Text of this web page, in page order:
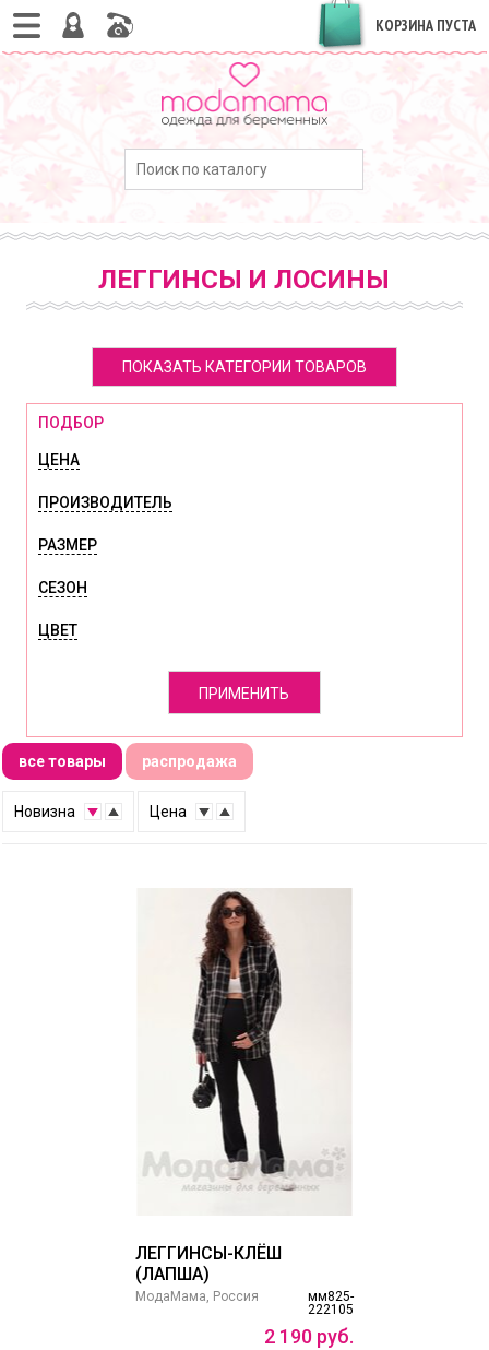
КОРЗИНА ПУСТА
ЛЕГГИНСЫ И ЛОСИНЫ
ПОКАЗАТЬ КАТЕГОРИИ ТОВАРОВ
ПОДБОР
ЦЕНА
ПРОИЗВОДИТЕЛЬ
РАЗМЕР
СЕЗОН
ЦВЕТ
ПРИМЕНИТЬ
все товары распродажа
Новизна Цена
↓ ↑
ЛЕГГИНСЫ-КЛЁШ
(ЛАПША)
мм825-
222105
МодаМама, Россия
2 190 руб.